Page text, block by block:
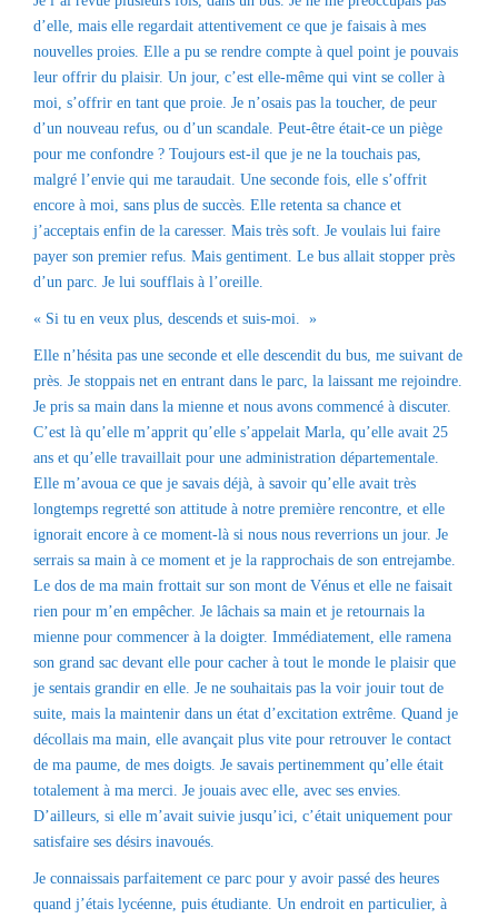
d’elle, mais elle regardait attentivement ce que je faisais à mes
nouvelles proies. Elle a pu se rendre compte à quel point je pouvais
leur offrir du plaisir. Un jour, c’est elle-même qui vint se coller à
moi, s’offrir en tant que proie. Je n’osais pas la toucher, de peur
d’un nouveau refus, ou d’un scandale. Peut-être était-ce un piège
pour me confondre ? Toujours est-il que je ne la touchais pas,
malgré l’envie qui me taraudait. Une seconde fois, elle s’offrit
encore à moi, sans plus de succès. Elle retenta sa chance et
j’acceptais enfin de la caresser. Mais très soft. Je voulais lui faire
payer son premier refus. Mais gentiment. Le bus allait stopper près
d’un parc. Je lui soufflais à l’oreille.
« Si tu en veux plus, descends et suis-moi. »
Elle n’hésita pas une seconde et elle descendit du bus, me suivant de
près. Je stoppais net en entrant dans le parc, la laissant me rejoindre.
Je pris sa main dans la mienne et nous avons commencé à discuter.
C’est là qu’elle m’apprit qu’elle s’appelait Marla, qu’elle avait 25
ans et qu’elle travaillait pour une administration départementale.
Elle m’avoua ce que je savais déjà, à savoir qu’elle avait très
longtemps regretté son attitude à notre première rencontre, et elle
ignorait encore à ce moment-là si nous nous reverrions un jour. Je
serrais sa main à ce moment et je la rapprochais de son entrejambe.
Le dos de ma main frottait sur son mont de Vénus et elle ne faisait
rien pour m’en empêcher. Je lâchais sa main et je retournais la
mienne pour commencer à la doigter. Immédiatement, elle ramena
son grand sac devant elle pour cacher à tout le monde le plaisir que
je sentais grandir en elle. Je ne souhaitais pas la voir jouir tout de
suite, mais la maintenir dans un état d’excitation extrême. Quand je
décollais ma main, elle avançait plus vite pour retrouver le contact
de ma paume, de mes doigts. Je savais pertinemment qu’elle était
totalement à ma merci. Je jouais avec elle, avec ses envies.
D’ailleurs, si elle m’avait suivie jusqu’ici, c’était uniquement pour
satisfaire ses désirs inavoués.
Je connaissais parfaitement ce parc pour y avoir passé des heures
quand j’étais lycéenne, puis étudiante. Un endroit en particulier, à